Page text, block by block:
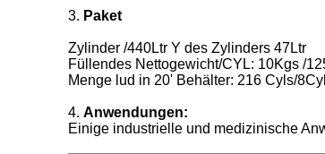
3. Paket
Zylinder /440Ltr Y des Zylinders 47Ltr
Füllendes Nettogewicht/CYL: 10Kgs /
Menge lud in 20' Behälter: 216 Cyls/
4. Anwendungen:
Einige industrielle und medizinische